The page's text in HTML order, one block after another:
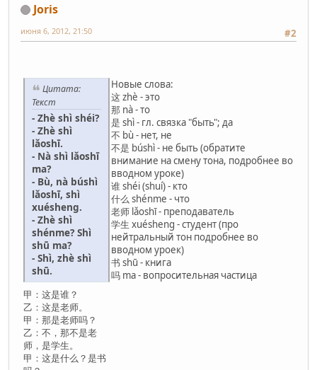
Joris
#2
июня 6, 2012, 21:50
Цитата:
Текст
- Zhè shì shéi?
- Zhè shì
lǎoshī.
- Nà shì lǎoshī
ma?
- Bù, nà búshì
lǎoshī, shì
xuésheng.
- Zhè shì
shénme? Shì
shū ma?
- Shì, zhè shì
shū.
甲：这是谁？
乙：这是老师。
甲：那是老师吗？
乙：不，那不是老
师，是学生。
甲：这是什么？是书
Новые слова:
这 zhè - это
那 nà - то
是 shì - гл. связка "быть"; да
不 bù - нет, не
不是 búshì - не быть (обратите
внимание на смену тона, подробнее во
вводном уроке)
谁 shéi (shuí) - кто
什么 shénme - что
老师 lǎoshī - преподаватель
学生 xuésheng - студент (про
нейтральный тон подробнее во
вводном уроек)
书 shū - книга
吗 ma - вопросительная частица